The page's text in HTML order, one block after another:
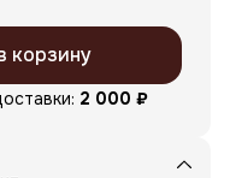
корзину
2 000 ₽